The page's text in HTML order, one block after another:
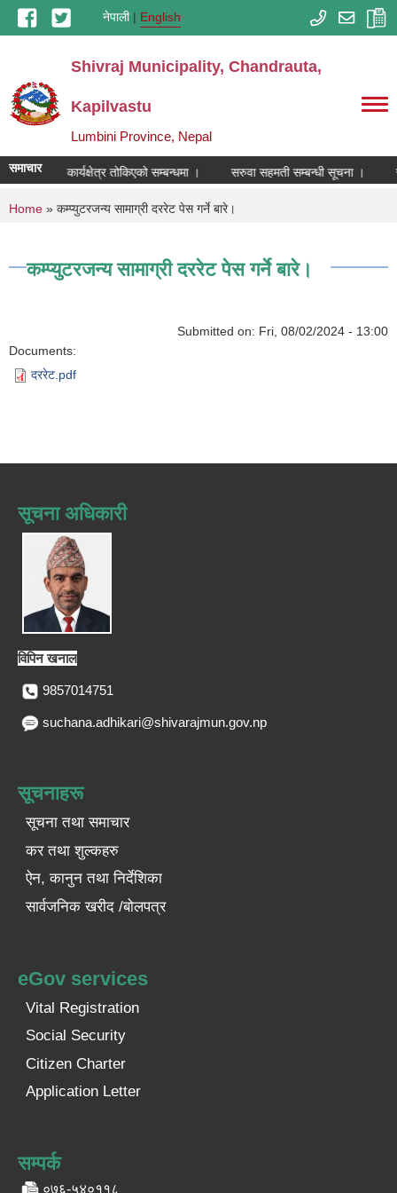
Skip to main contentनेपाली English
Shivraj Municipality, Chandrauta,
Kapilvastu
Lumbini Province, Nepal
समाचार कार्यक्षेत्र तोकिएको सम्बन्धमा । सरुवा सहमती सम्बन्धी सूचना ।
You are here
Home » कम्प्युटरजन्य सामाग्री दररेट पेस गर्ने बारे।
कम्प्युटरजन्य सामाग्री दररेट पेस गर्ने बारे।
Submitted on: Fri, 08/02/2024 - 13:00
Documents:
दररेट.pdf
सूचना अधिकारी
विपिन खनाल
9857014751
suchana.adhikari@shivarajmun.gov.np
सूचनाहरू
सूचना तथा समाचार
कर तथा शुल्कहरु
ऐन, कानुन तथा निर्देशिका
सार्वजनिक खरीद /बोलपत्र
eGov services
Vital Registration
Social Security
Citizen Charter
Application Letter
सम्पर्क
०७६-५४०११८